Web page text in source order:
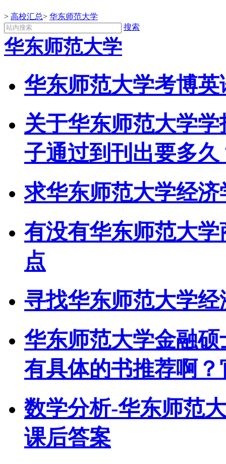
> 高校汇总> 华东师范大学
搜索
华东师范大学
华东师范大学考博
关于华东师范大学
子通过到刊出要多久
求华东师范大学经
有没有华东师范大
点
寻找华东师范大学
华东师范大学金融
有具体的书推荐啊
数学分析-华东师
课后答案